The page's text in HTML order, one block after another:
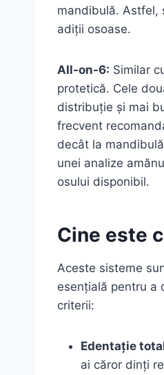
mandibulă. Astfel,
adiții osoase.
All-on-6: Similar
protetică. Cele
distribuție și mai
frecvent
decât la
unei analize
osului disponibil.
Cine este
Aceste sisteme
esențială pentru a
criterii:
Edentație
ai căror dinți